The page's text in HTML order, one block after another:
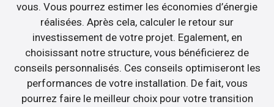
vous. Vous pourrez estimer les économies d’énergie
réalisées. Après cela, calculer le retour sur
investissement de votre projet. Egalement, en
choisissant notre structure, vous bénéficierez de
conseils personnalisés. Ces conseils optimiseront les
performances de votre installation. De fait, vous
pourrez faire le meilleur choix pour votre transition